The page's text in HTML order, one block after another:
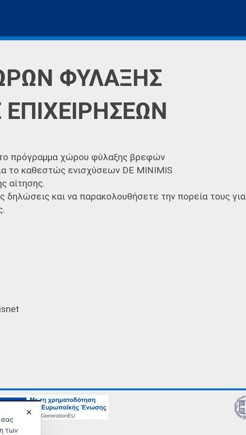
ΦΥΛΑΞΗΣ
πρόγραμμα χώρου φύλαξης βρεφών
το καθεστώς ενισχύσεων DE MINIMIS
αίτησης.
δηλώσεις και να παρακολουθήσετε την πορεία τους για
✕
σας
των